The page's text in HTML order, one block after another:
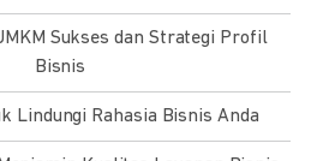
Sukses dan Strategi Profil
Bisnis
Lindungi Rahasia Bisnis Anda